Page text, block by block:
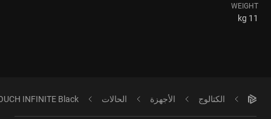
WEIGHT
11 kg
الكتالوج الأجهزة الحالات INFINITE Black